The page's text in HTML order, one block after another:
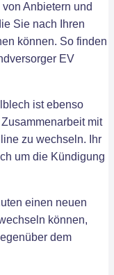
Anbietern und
Sie nach Ihren
können. So finden
EV
ist ebenso
mit
zu wechseln. Ihr
um die Kündigung
einen neuen
können,
dem